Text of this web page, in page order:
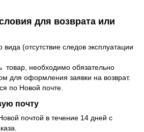
для возврата или
(отсутствие следов эксплуатации
товар, необходимо обязательно
для оформления заявки на возврат.
по Новой почте.
почту
почтой в течение 14 дней с